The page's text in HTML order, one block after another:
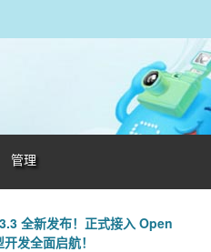
管理
全新发布！正式接入 Open
发全面启航！